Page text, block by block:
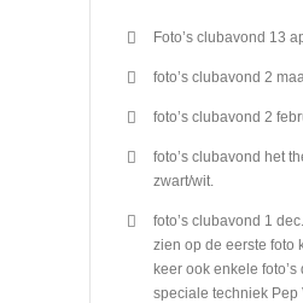
Foto’s clubavond 13
foto’s clubavond 2
foto’s clubavond 2
foto’s clubavond het
zwart/wit.
foto’s clubavond 1
zien op de eerste foto
keer ook enkele foto’s
speciale techniek Pep